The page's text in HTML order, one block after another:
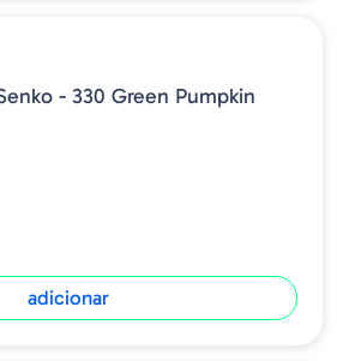
- 330 Green Pumpkin
adicionar